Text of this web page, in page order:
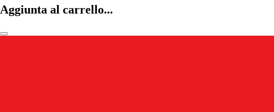
Aggiunta al carrello...